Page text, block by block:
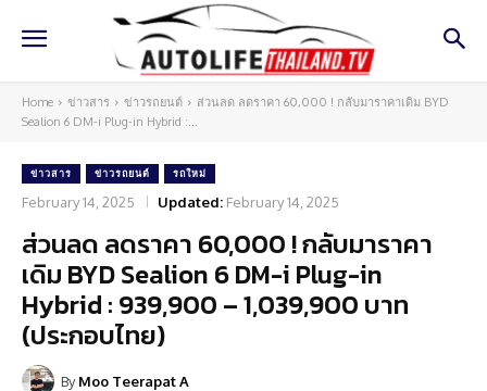
Home ข่าวสาร ข่าวรถยนต์
ส่วนลด ลดราคา 60,000 ! กลับมาราคาเดิม BYD
Sealion 6 DM-i Plug-in Hybrid :...
ข่าวสาร ข่าวรถยนต์ รถใหม่
February 14, 2025 Updated: February 14, 2025
ส่วนลด ลดราคา 60,000 ! กลับมาราคา
เดิม BYD Sealion 6 DM-i Plug-in
Hybrid : 939,900 – 1,039,900 บาท
(ประกอบไทย)
By Moo Teerapat A